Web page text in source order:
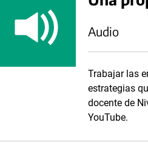
Audio
Trabajar las
estrategias
docente de
YouTube.